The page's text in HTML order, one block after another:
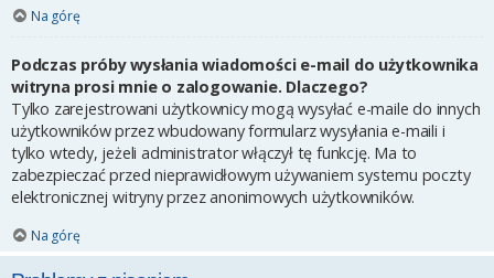
Na górę
Podczas próby wysłania wiadomości e-mail do użytkownika
witryna prosi mnie o zalogowanie. Dlaczego?
Tylko zarejestrowani użytkownicy mogą wysyłać e-maile do innych
użytkowników przez wbudowany formularz wysyłania e-maili i
tylko wtedy, jeżeli administrator włączył tę funkcję. Ma to
zabezpieczać przed nieprawidłowym używaniem systemu poczty
elektronicznej witryny przez anonimowych użytkowników.
Na górę